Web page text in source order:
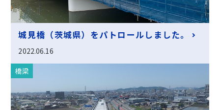
城見橋（茨城県）をパトロールしました。
2022.06.16
橋梁